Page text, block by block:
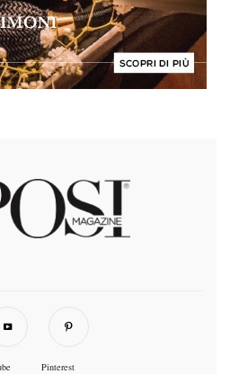
Pinterest